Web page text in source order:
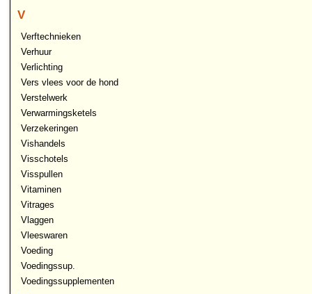
V
Verftechnieken
Verhuur
Verlichting
Vers vlees voor de hond
Verstelwerk
Verwarmingsketels
Verzekeringen
Vishandels
Visschotels
Visspullen
Vitaminen
Vitrages
Vlaggen
Vleeswaren
Voeding
Voedingssup.
Voedingssupplementen